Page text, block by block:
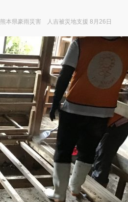
熊本県豪雨災害 人吉被災地支援 8月26日